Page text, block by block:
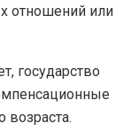
отношений или
государство